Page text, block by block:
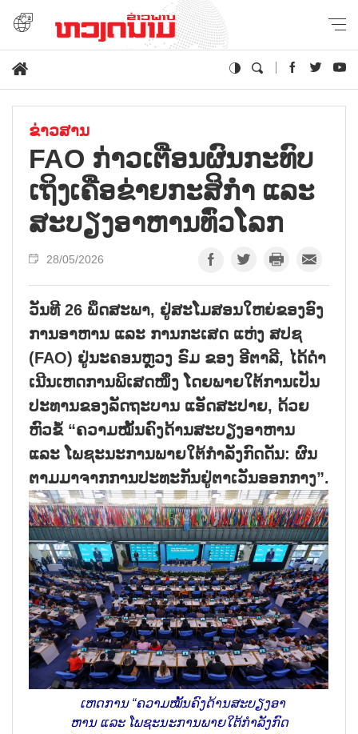
ຂ່າວສານ
FAO ກ່າວ​ເຕືອນ​ຜົນ​ກະ​ທົບ​
ເຖິງ​ເຄືອ​ຂ່າຍ​ກະ​ສິ​ກຳ ແລະ
ສະ​ບຽງ​ອ​າ​ຫານ​ທົ່ວ​ໂລກ
28/05/2026
ວັນ​ທີ 26 ພຶດ​ສະ​ພາ, ຢູ່​ສະ​ໂມ​ສອນ​ໃຫຍ່​ຂອງ​ອົງ​
ການ​ອາ​ຫານ ແລະ ​ການກະ​ເສດ ແຫ່ງ ສ​ປ​ຊ
(FAO) ຢູ່​ນະ​ຄອນຫຼວງ ຣົມ ຂອງ ອີ​ຕາ​ລີ, ໄດ້​ດຳ​
ເນີນ​ເຫດ​ການ​ພິ​ເສດ​ໜຶ່ງ ໂດຍ​ພາຍ​ໃຕ້​ການ​ເປັນ​
ປະ​ທານ​ຂອງ​ລັດ​ຖະ​ບານ ແອັດ​ສະ​ປາຍ, ດ້ວຍ​
ຫົວ​ຂໍ້ “ຄວາມ​ໝັ້ນ​ຄົງ​ດ້ານ​ສະ​ບຽງ​ອາ​ຫານ
ແລະ ໂພ​ຊະ​ນະ​ການ​ພາຍ​ໃຕ້​ກຳ​ລັງ​ກົດ​ດັນ: ຜົນ​
ຕາມ​ມາ​ຈາກ​ການ​ປະ​ທະ​ກັນ​ຢູ່​ຕາ​ເວັນ​ອອກ​ກາງ”.
​ເຫດ​ການ​ “ຄວາມ​ໝັ້ນ​ຄົງ​ດ້ານ​ສະ​ບຽງ​ອາ​
ຫານ ແລະ ໂພ​ຊະ​ນະ​ການ​ພາຍ​ໃຕ້​ກຳ​ລັງ​ກົດ​